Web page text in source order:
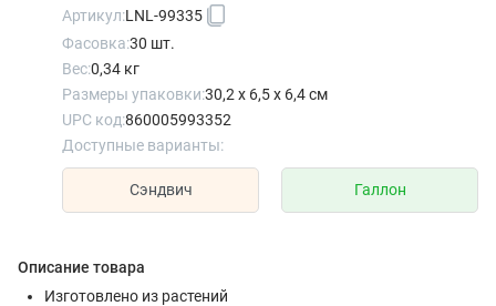
Артикул:LNL-99335
Фасовка:30 шт.
Вес:0,34 кг
Размеры упаковки:30,2 x 6,5 x 6,4 см
UPC код:860005993352
Доступные варианты:
Сэндвич Галлон
Описание товара
Изготовлено из растений